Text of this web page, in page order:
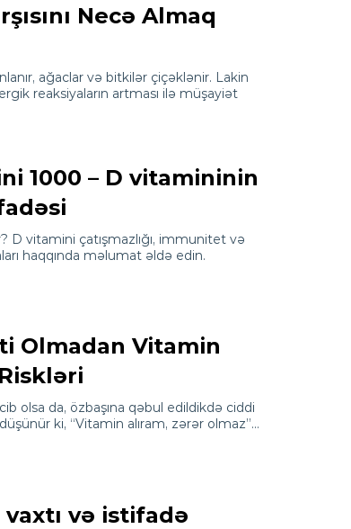
Necə Almaq
ağaclar və bitkilər çiçəklənir. Lakin
reaksiyaların artması ilə müşayiət
1000 – D vitamininin
D vitamini çatışmazlığı, immunitet və
haqqında məlumat əldə edin.
Olmadan Vitamin
olsa da, özbaşına qəbul edildikdə ciddi
ki, “Vitamin alıram, zərər olmaz”…
vaxtı və istifadə